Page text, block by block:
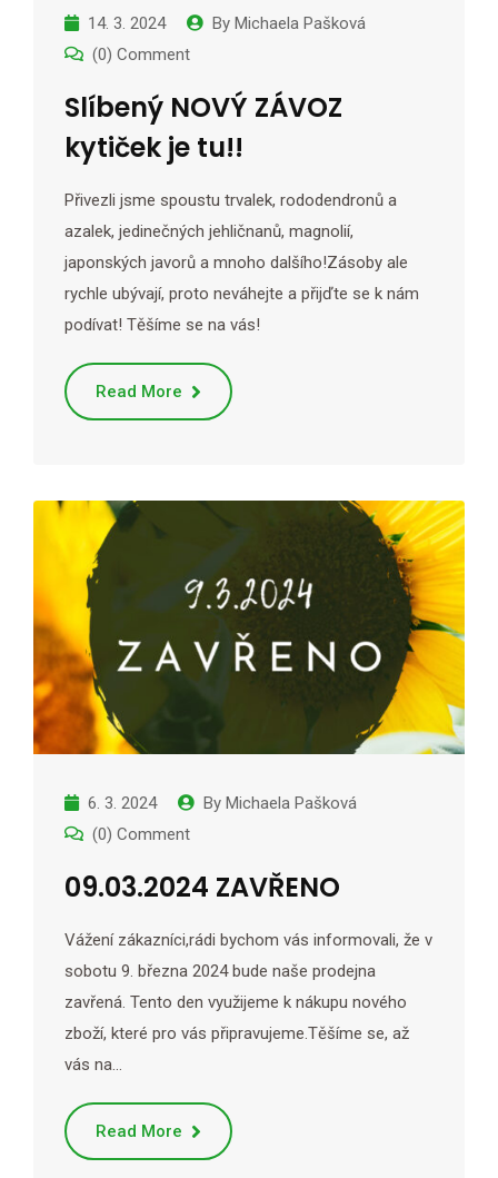
14. 3. 2024 By Michaela Pašková
(0) Comment
Slíbený NOVÝ ZÁVOZ
kytiček je tu!!
Přivezli jsme spoustu trvalek, rododendronů a
azalek, jedinečných jehličnanů, magnolií,
japonských javorů a mnoho dalšího!Zásoby ale
rychle ubývají, proto neváhejte a přijďte se k nám
podívat! Těšíme se na vás!
Read More
6. 3. 2024 By Michaela Pašková
(0) Comment
09.03.2024 ZAVŘENO
Vážení zákazníci,rádi bychom vás informovali, že v
sobotu 9. března 2024 bude naše prodejna
zavřená. Tento den využijeme k nákupu nového
zboží, které pro vás připravujeme.Těšíme se, až
vás na…
Read More